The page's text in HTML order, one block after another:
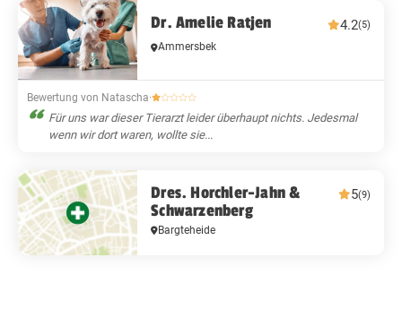
Dr. Amelie Ratjen 4.2(5)
Ammersbek
Bewertung von Natascha·
Für uns war dieser Tierarzt leider überhaupt nichts. Jedesmal
wenn wir dort waren, wollte sie...
Dres. Horchler-Jahn &
Schwarzenberg
5(9)
Bargteheide